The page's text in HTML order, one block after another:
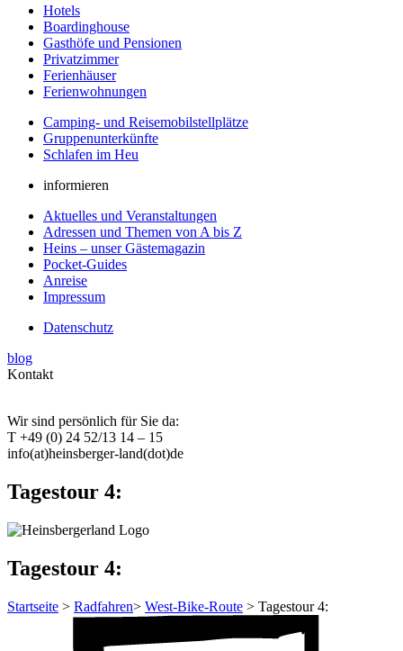
Hotels
Boardinghouse
Gasthöfe und Pensionen
Privatzimmer
Ferienhäuser
Ferienwohnungen
Camping- und Reisemobilstellplätze
Gruppenunterkünfte
Schlafen im Heu
informieren
Aktuelles und Veranstaltungen
Adressen und Themen von A bis Z
Heins – unser Gästemagazin
Pocket-Guides
Anreise
Impressum
Datenschutz
blog
Kontakt
Wir sind persönlich für Sie da:
T +49 (0) 24 52/13 14 – 15
info(at)heinsberger-land(dot)de
Tagestour 4:
Tagestour 4:
Startseite > Radfahren> West-Bike-Route > Tagestour 4: